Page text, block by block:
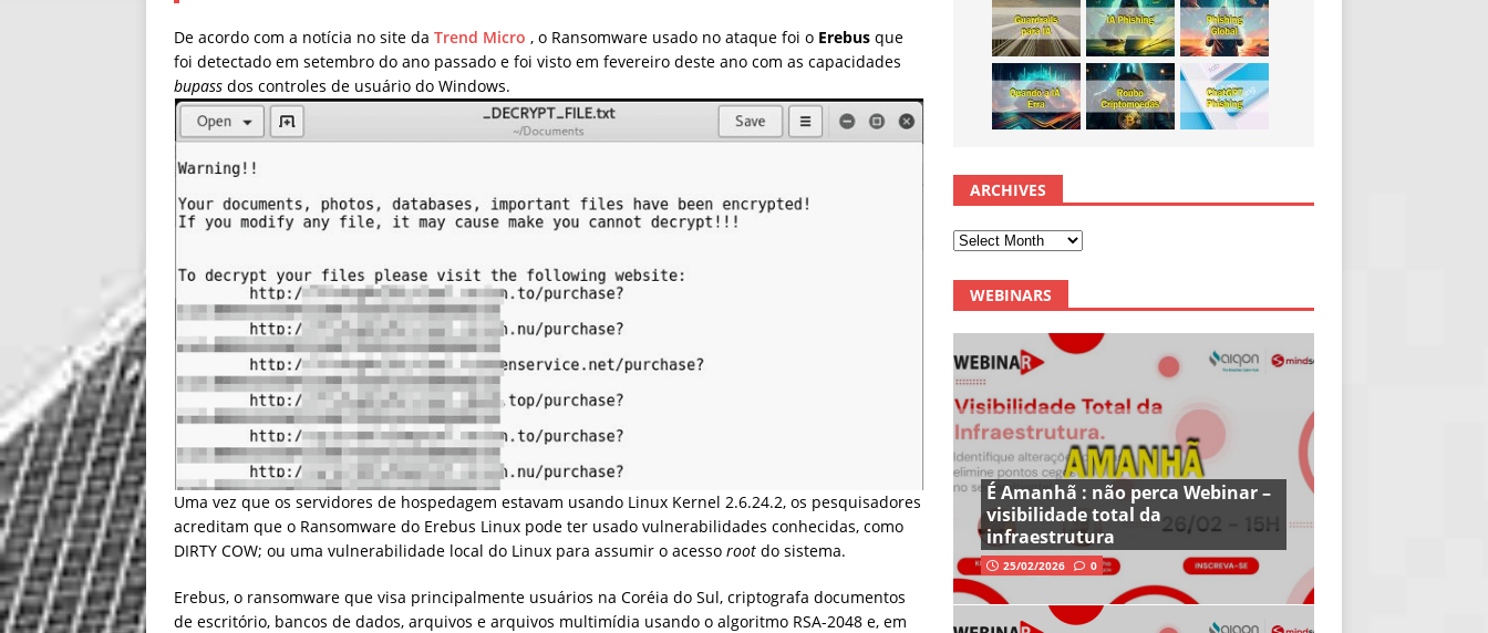
De acordo com a notícia no site da Trend Micro , o Ransomware usado no ataque foi o Erebus que
foi detectado em setembro do ano passado e foi visto em fevereiro deste ano com as capacidades
bupass dos controles de usuário do Windows.
Uma vez que os servidores de hospedagem estavam usando Linux Kernel 2.6.24.2, os pesquisadores
acreditam que o Ransomware do Erebus Linux pode ter usado vulnerabilidades conhecidas, como
DIRTY COW; ou uma vulnerabilidade local do Linux para assumir o acesso root do sistema.
Erebus, o ransomware que visa principalmente usuários na Coréia do Sul, criptografa documentos
de escritório, bancos de dados, arquivos e arquivos multimídia usando o algoritmo RSA-2048 e, em
ARCHIVES
WEBINARS
É Amanhã : não perca Webinar –
visibilidade total da
infraestrutura
25/02/2026 0